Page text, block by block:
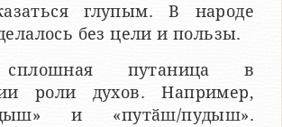
глупым. В народе
без цели и пользы.
путаница в
роли духов. Например,
и «путӑш/пудыш».